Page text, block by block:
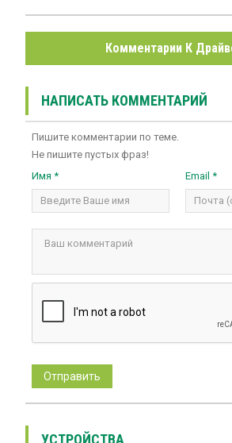
Комментарии К
НАПИСАТЬ КОММЕНТАРИЙ
Пишите комментарии по теме.
Не пишите пустых фраз!
Имя *
Email *
УСТРОЙСТВА